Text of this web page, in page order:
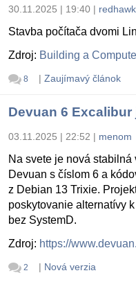
30.11.2025 | 19:40 |
Stavba počítača dvomi
Zdroj: Building a
8 | Zaujímavý článok
Devuan 6
03.11.2025 | 22:52 | menom
Na svete je nová
Devuan s číslom 6 a
z Debian 13 Trixie.
poskytovanie alternatívy
bez SystemD.
Zdroj: https://
2 | Nová verzia